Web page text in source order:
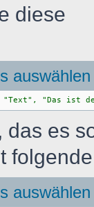
diese
auswählen
"Text", "Das ist
das es
auswählen